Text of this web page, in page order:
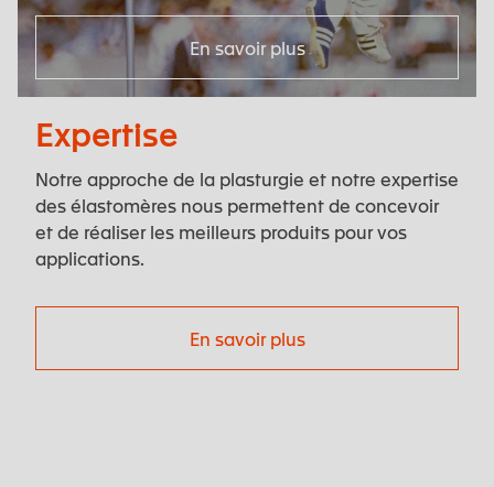
En savoir plus
Expertise
Notre approche de la plasturgie et notre expertise
des élastomères nous permettent de concevoir
et de réaliser les meilleurs produits pour vos
applications.
En savoir plus